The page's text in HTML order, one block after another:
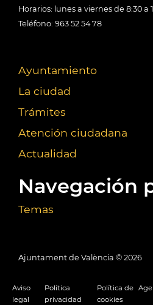
Horarios: lunes a viernes de 8:30 a
Teléfono: 963 52 54 78
Ayuntamiento
La ciudad
Trámites
Atención ciudadana
Actualidad
Navegación
Temas
Ajuntament de València © 2026
Aviso
legal
Política
privacidad
Política de
cookies